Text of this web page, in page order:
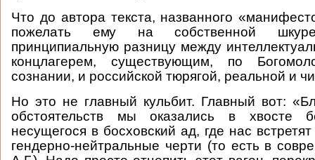
Что до автора текста, названного
пожелать ему на собственной
принципиальную разницу между
концлагерем, существующим, по
сознании, и российской тюрягой, реальной и
Но это не главный кульбит. Главный вот:
обстоятельств мы оказались в хвосте
несущегося в босховский ад, где нас
гендерно-нейтральные черти (то есть в